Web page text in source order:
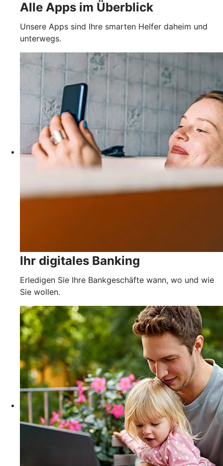
Alle Apps im Überblick
Unsere Apps sind Ihre smarten Helfer daheim und
unterwegs.
Ihr digitales Banking
Erledigen Sie Ihre Bankgeschäfte wann, wo und wie
Sie wollen.